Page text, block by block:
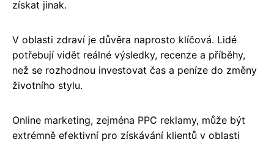
získat jinak.
V oblasti zdraví je důvěra naprosto klíčová. Lidé
potřebují vidět reálné výsledky, recenze a příběhy,
než se rozhodnou investovat čas a peníze do změny
životního stylu.
Online marketing, zejména PPC reklamy, může být
extrémně efektivní pro získávání klientů v oblasti